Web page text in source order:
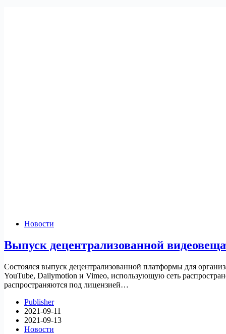
Новости
Выпуск децентрализованной
Состоялся выпуск децентрализованной платформы для
YouTube, Dailymotion и Vimeo, использующую сеть
распространяются под лицензией…
Publisher
2021-09-11
2021-09-13
Новости